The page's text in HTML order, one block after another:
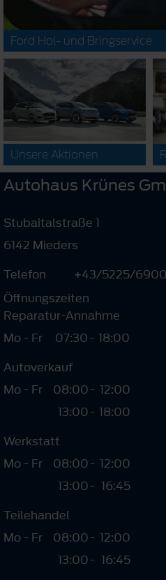
Ford Hol- und Bringservice
Unsere Aktionen
Autohaus Krünes
Stubaitalstraße 1
6142 Mieders
Telefon
+43/5225/6900
Öffnungszeiten
Reparatur-Annahme
Mo - Fr
07:30- 18:00
Autoverkauf
Mo - Fr
08:00
13:00
-
-
12:00
18:00
Werkstatt
Mo - Fr
08:00
13:00
-
-
12:00
16:45
Teilehandel
Mo - Fr
08:00
13:00
-
-
12:00
16:45